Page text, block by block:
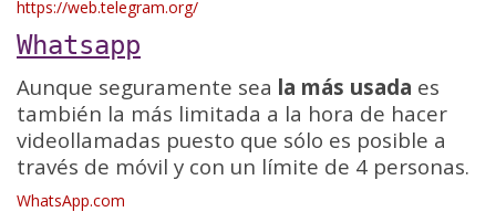
https://web.telegram.org/
Whatsapp
Aunque seguramente sea la más usada es
también la más limitada a la hora de hacer
videollamadas puesto que sólo es posible a
través de móvil y con un límite de 4 personas.
WhatsApp.com